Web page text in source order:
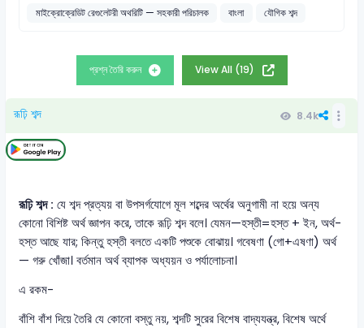
মাইক্রোক্রেডিট রেগুলেটরী অথরিটি — সহকারী পরিচালক
বাংলা যৌগিক শব্দ
প্রশ্ন তৈরি করুন View All (19)
রূঢ়ি শব্দ 8.4k
রূঢ়ি শব্দ :যে শব্দ প্রত্যয় বা উপসর্গযোগে মূল শব্দের অর্থের অনুগামী না হয়ে অন্য
কোনো বিশিষ্ট অর্থ জ্ঞাপন করে, তাকে রূঢ়ি শব্দ বলে। যেমন—হস্তী=হস্ত + ইন, অর্থ-
হস্ত আছে যার; কিন্তু হস্তী বলতে একটি পশুকে বোঝায়। গবেষণা (গো+এষণা) অর্থ
— গরু খোঁজা। বর্তমান অর্থ ব্যাপক অধ্যয়ন ও পর্যালোচনা।
এ রকম-
বাঁশি বাঁশ দিয়ে তৈরি যে কোনো বস্তু নয়, শব্দটি সুরের বিশেষ বাদ্যযন্ত্র, বিশেষ অর্থে